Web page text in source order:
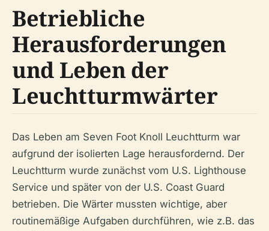
Betriebliche
Herausforderungen
und Leben der
Leuchtturmwärter
Das Leben am Seven Foot Knoll Leuchtturm war
aufgrund der isolierten Lage herausfordernd. Der
Leuchtturm wurde zunächst vom U.S. Lighthouse
Service und später von der U.S. Coast Guard
betrieben. Die Wärter mussten wichtige, aber
routinemäßige Aufgaben durchführen, wie z.B. das